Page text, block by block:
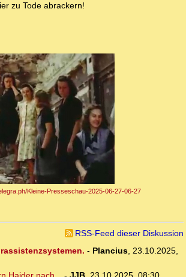
zu Tode abrackern!
Kleine-Presseschau-2025-06-27-06-27
RSS-Feed dieser Diskussion
- Plancius, 23.10.2025,